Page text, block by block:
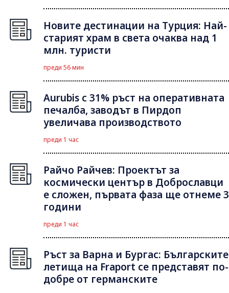
Новите дестинации на Турция: Най-
старият храм в света очаква над 1
млн. туристи
преди 56 мин
Aurubis с 31% ръст на оперативната
печалба, заводът в Пирдоп
увеличава производството
преди 1 час
Райчо Райчев: Проектът за
космически център в Доброславци
е сложен, първата фаза ще отнеме 3
години
преди 1 час
Ръст за Варна и Бургас: Българските
летища на Fraport се представят по-
добре от германските